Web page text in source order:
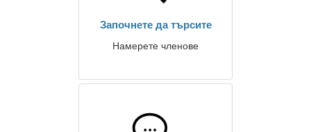
Започнете да търсите
Намерете членове